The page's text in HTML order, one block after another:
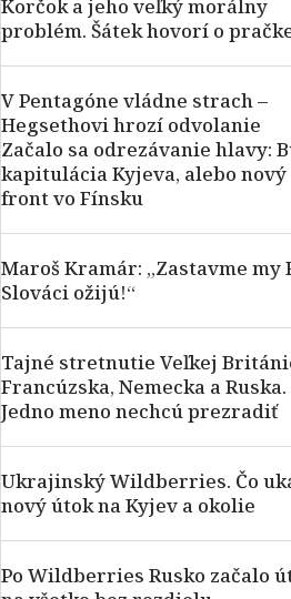
Korčok a jeho veľký morálny
problém. Šátek hovorí o
V Pentagóne vládne strach –
Hegsethovi hrozí odvolanie
Začalo sa odrezávanie hlavy:
kapitulácia Kyjeva, alebo nový
front vo Fínsku
Maroš Kramár: „Zastavme my
Slováci ožijú!“
Tajné stretnutie Veľkej
Francúzska, Nemecka a Ruska.
Jedno meno nechcú prezradiť
Ukrajinský Wildberries. Čo
nový útok na Kyjev a okolie
Po Wildberries Rusko začalo